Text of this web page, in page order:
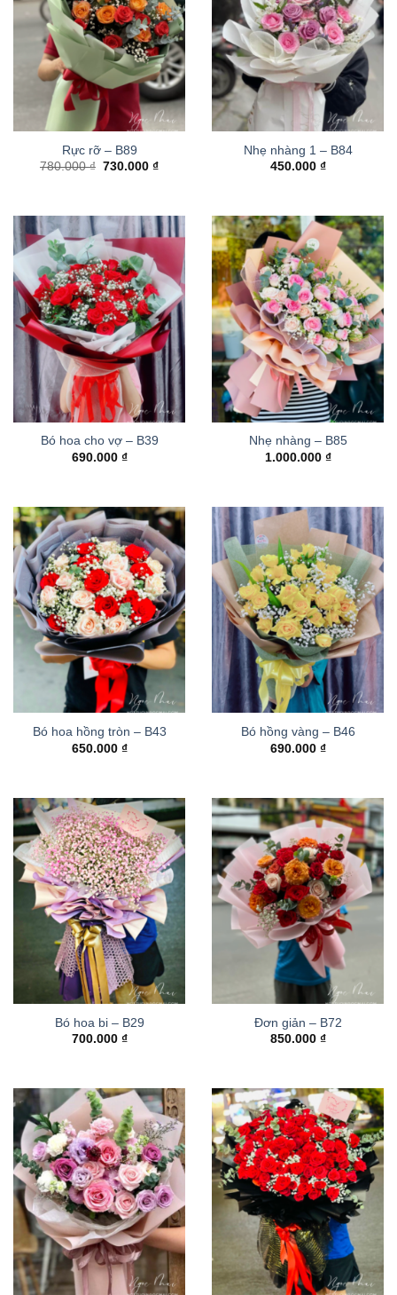
Rực rỡ – B89
780.000₫ Giá
730.000₫Giá
Nhẹ nhàng 1 – B84
450.000 ₫
Bó hoa cho vợ – B39
690.000 ₫
Nhẹ nhàng – B85
1.000.000 ₫
Bó hoa hồng tròn – B43
650.000 ₫
Bó hồng vàng – B46
690.000 ₫
Bó hoa bi – B29
700.000 ₫
Đơn giản – B72
850.000 ₫